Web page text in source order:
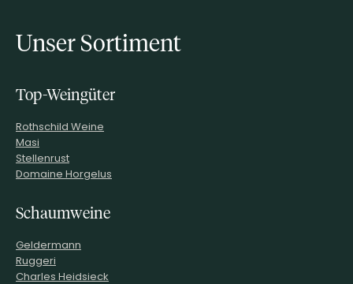
Unser Sortiment
Top-Weingüter
Rothschild Weine
Masi
Stellenrust
Domaine Horgelus
Schaumweine
Geldermann
Ruggeri
Charles Heidsieck